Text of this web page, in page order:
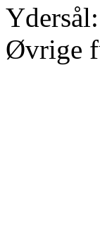
Øvrige